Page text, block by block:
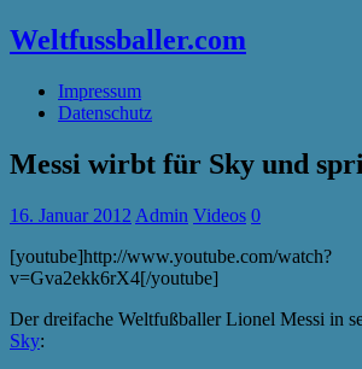
Weltfussballer.com
Impressum
Datenschutz
Messi wirbt für Sky und
16. Januar 2012 Admin Videos 0
[youtube]http://www.youtube.com/watch?
v=Gva2ekk6rX4[/youtube]
Der dreifache Weltfußballer Lionel Messi in
Sky: